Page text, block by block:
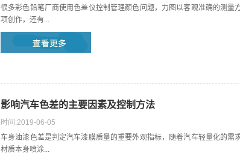
很多彩色铅笔厂商使用色差仪控制管理颜色问题，力图以客观准确的测
项创作，还有...
影响汽车色差的主要因素及控制方法
时间:2019-06-05
车身油漆色差是判定汽车漆膜质量的重要外观指标，随着汽车轻量化的需
材质本身喷涂...